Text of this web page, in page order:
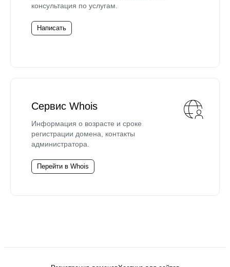
консультация по услугам.
Написать
Сервис Whois
Информация о возрасте и сроке
регистрации домена, контакты
администратора.
Перейти в Whois